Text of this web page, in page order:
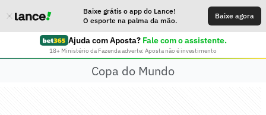
Baixe grátis o app do Lance!
O esporte na palma da mão.
Baixe agora
Ajuda com Aposta? Fale com o assistente.
18+ Ministério da Fazenda adverte: Aposta não é investimento
Copa do Mundo